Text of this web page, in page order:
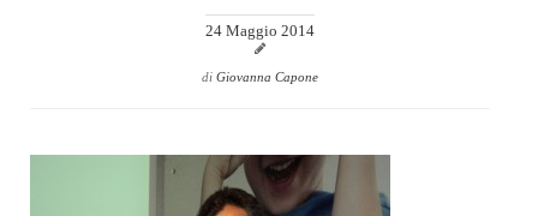
24 Maggio 2014
di Giovanna Capone